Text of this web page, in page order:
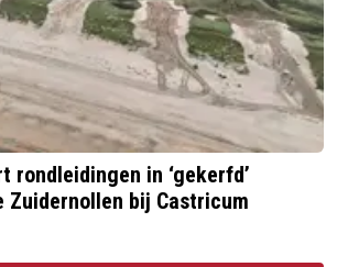
rondleidingen in ‘gekerfd’
Zuidernollen bij Castricum